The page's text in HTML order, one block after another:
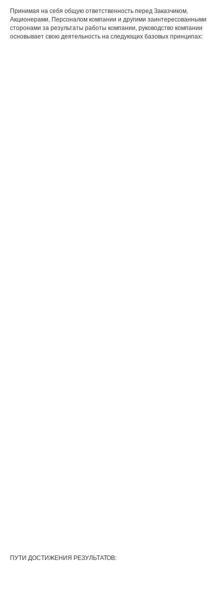
Принимая на себя общую ответственность перед Заказчиком,
Акционерами, Персоналом компании и другими заинтересованными
сторонами за результаты работы компании, руководство компании
основывает свою деятельность на следующих базовых принципах:
ПУТИ ДОСТИЖЕНИЯ РЕЗУЛЬТАТОВ: